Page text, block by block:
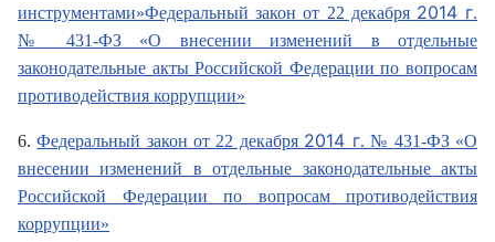
инструментами»Федеральный закон от 22 декабря 2014 г.
№ 431-ФЗ «О внесении изменений в отдельные
законодательные акты Российской Федерации по вопросам
противодействия коррупции»
6.Федеральный закон от 22 декабря 2014 г. № 431-ФЗ «О
внесении изменений в отдельные законодательные акты
Российской Федерации по вопросам противодействия
коррупции»